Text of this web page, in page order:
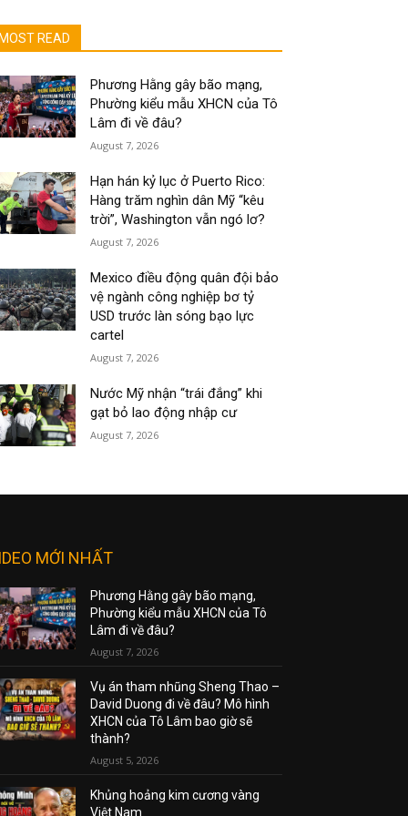
MOST READ
Phương Hằng gây bão mạng,
Phường kiểu mẫu XHCN của Tô
Lâm đi về đâu?
August 7, 2026
Hạn hán kỷ lục ở Puerto Rico:
Hàng trăm nghìn dân Mỹ “kêu
trời”, Washington vẫn ngó lơ?
August 7, 2026
Mexico điều động quân đội bảo
vệ ngành công nghiệp bơ tỷ
USD trước làn sóng bạo lực
cartel
August 7, 2026
Nước Mỹ nhận “trái đắng” khi
gạt bỏ lao động nhập cư
August 7, 2026
MỚI NHẤT
Phương Hằng gây bão mạng,
Phường kiểu mẫu XHCN của Tô
Lâm đi về đâu?
August 7, 2026
Vụ án tham nhũng Sheng Thao –
David Duong đi về đâu? Mô hình
XHCN của Tô Lâm bao giờ sẽ
thành?
August 5, 2026
Khủng hoảng kim cương vàng
Việt Nam